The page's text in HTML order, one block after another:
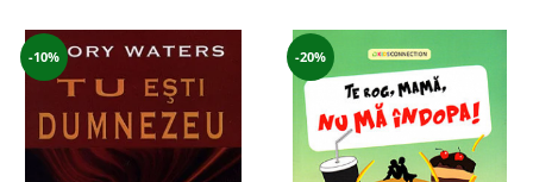
-10% -20%